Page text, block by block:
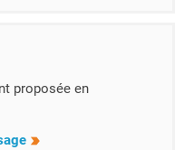
proposée en